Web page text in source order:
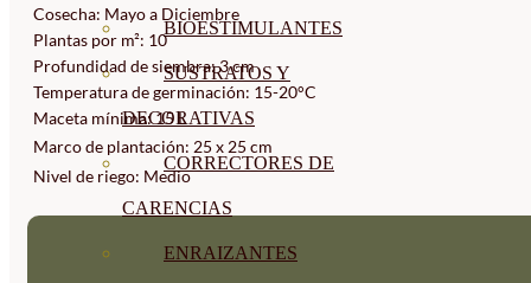
BIOESTIMULANTES
SUSTRATOS Y
DECORATIVAS
CORRECTORES DE
CARENCIAS
ENRAIZANTES
Cosecha: Mayo a Diciembre
Plantas por m²: 10
Profundidad de siembra: 3 cm
Temperatura de germinación: 15-20°C
Maceta mínima: 15 L
Marco de plantación: 25 x 25 cm
Nivel de riego: Medio